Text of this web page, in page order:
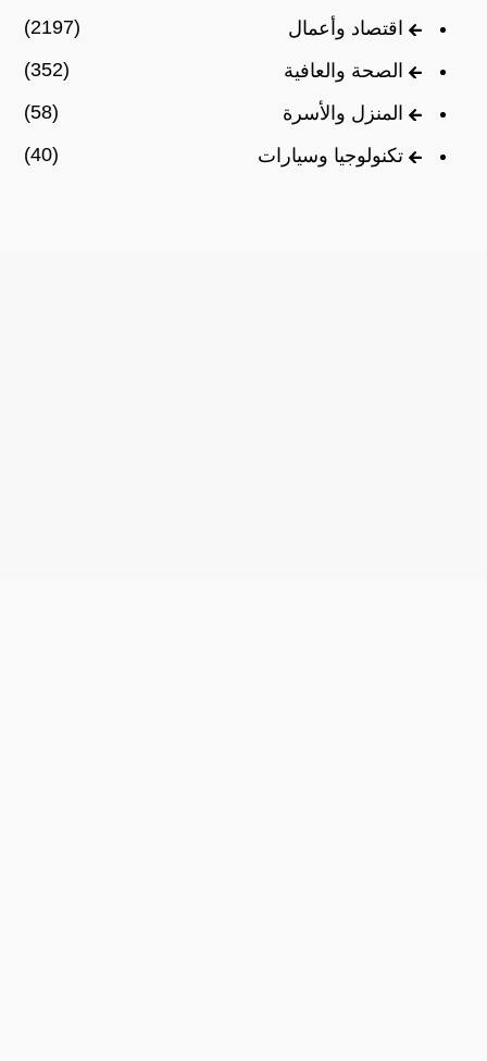
اقتصاد وأعمال
(2197)
الصحة والعافية
(352)
المنزل والأسرة
(58)
تكنولوجيا وسيارات
(40)